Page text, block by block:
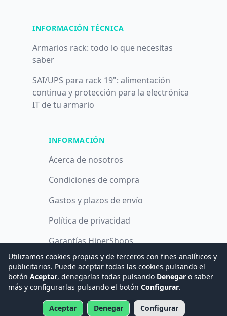
INFORMACIÓN TÉCNICA
Armarios rack: todo lo que necesitas
saber
SAI/UPS para rack 19": alimentación
continua y protección para la electrónica
IT de tu armario
INFORMACIÓN
Acerca de nosotros
Condiciones de compra
Gastos y plazos de envío
Política de privacidad
Garantías HiperShops
Política de cookies
© 2008 -2026Hogar Digital e Inmótica Ingenieros, S.L.
Utilizamos cookies propias y de terceros con fines analíticos y
publicitarios. Puede aceptar todas las cookies pulsando el
botón Aceptar, denegarlas todas pulsando Denegar o saber
más y configurarlas pulsando el botón Configurar.
Aceptar Denegar Configurar